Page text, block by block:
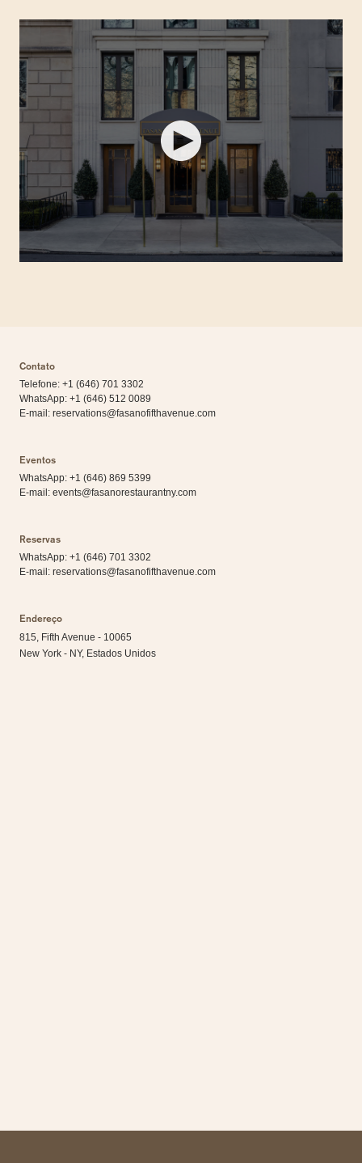
Contato
Telefone: +1 (646) 701 3302
WhatsApp: +1 (646) 512 0089
E-mail: reservations@fasanofifthavenue.com
Eventos
WhatsApp: +1 (646) 869 5399
E-mail: events@fasanorestaurantny.com
Reservas
WhatsApp: +1 (646) 701 3302
E-mail: reservations@fasanofifthavenue.com
Endereço
815, Fifth Avenue - 10065
New York - NY, Estados Unidos